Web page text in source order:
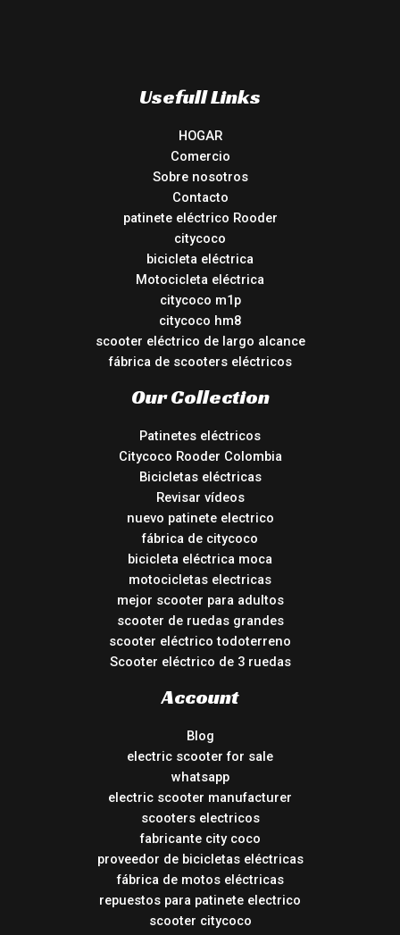
Usefull Links
HOGAR
Comercio
Sobre nosotros
Contacto
patinete eléctrico Rooder
citycoco
bicicleta eléctrica
Motocicleta eléctrica
citycoco m1p
citycoco hm8
scooter eléctrico de largo alcance
fábrica de scooters eléctricos
Our Collection
Patinetes eléctricos
Citycoco Rooder Colombia
Bicicletas eléctricas
Revisar vídeos
nuevo patinete electrico
fábrica de citycoco
bicicleta eléctrica moca
motocicletas electricas
mejor scooter para adultos
scooter de ruedas grandes
scooter eléctrico todoterreno
Scooter eléctrico de 3 ruedas
Account
Blog
electric scooter for sale
whatsapp
electric scooter manufacturer
scooters electricos
fabricante city coco
proveedor de bicicletas eléctricas
fábrica de motos eléctricas
repuestos para patinete electrico
scooter citycoco